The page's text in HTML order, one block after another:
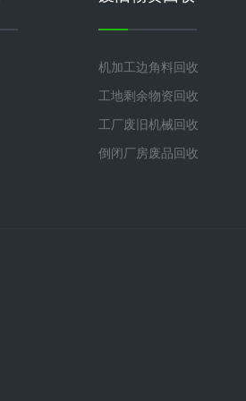
机加工边角料回收
工地剩余物资回收
工厂废旧机械回收
倒闭厂房废品回收